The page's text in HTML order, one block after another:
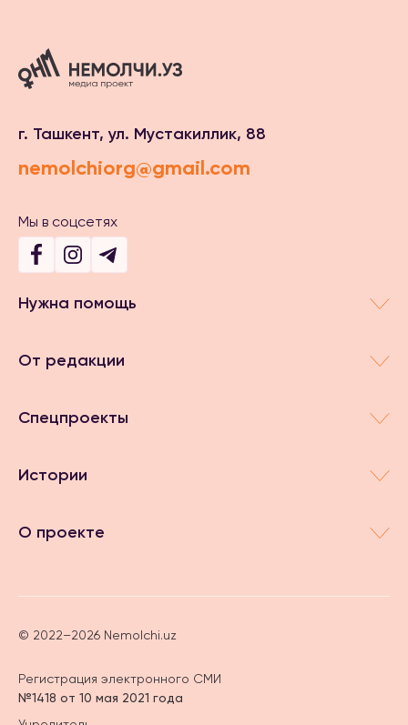
г. Ташкент, ул. Мустакиллик, 88
nemolchiorg@gmail.com
Мы в соцсетях
Нужна помощь
От редакции
Спецпроекты
Истории
О проекте
© 2022–2026 Nemolchi.uz
Регистрация электронного СМИ
№1418 от 10 мая 2021 года